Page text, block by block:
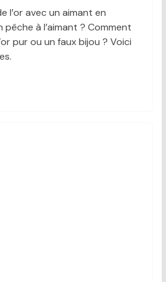
l’or avec un aimant en
à l’aimant ? Comment
pur ou un faux bijou ? Voici